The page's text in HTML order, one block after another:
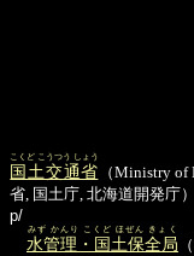
国土交通省
こくど こうつう しょう
（Ministry of
省, 国土庁, 北海道開発庁
p/
水管理・国土保全局
みず かんり こくど ほぜん きょく